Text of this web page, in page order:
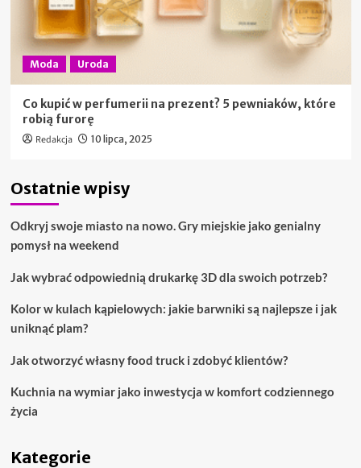
Moda Uroda
Co kupić w perfumerii na prezent? 5 pewniaków, które
robią furorę
Redakcja 10 lipca, 2025
Ostatnie wpisy
Odkryj swoje miasto na nowo. Gry miejskie jako genialny
pomysł na weekend
Jak wybrać odpowiednią drukarkę 3D dla swoich potrzeb?
Kolor w kulach kąpielowych: jakie barwniki są najlepsze i jak
uniknąć plam?
Jak otworzyć własny food truck i zdobyć klientów?
Kuchnia na wymiar jako inwestycja w komfort codziennego
życia
Kategorie